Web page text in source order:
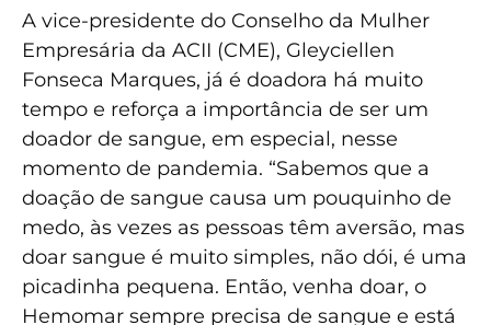
A vice-presidente do Conselho da Mulher
Empresária da ACII (CME), Gleyciellen
Fonseca Marques, já é doadora há muito
tempo e reforça a importância de ser um
doador de sangue, em especial, nesse
momento de pandemia. “Sabemos que a
doação de sangue causa um pouquinho de
medo, às vezes as pessoas têm aversão, mas
doar sangue é muito simples, não dói, é uma
picadinha pequena. Então, venha doar, o
Hemomar sempre precisa de sangue e está